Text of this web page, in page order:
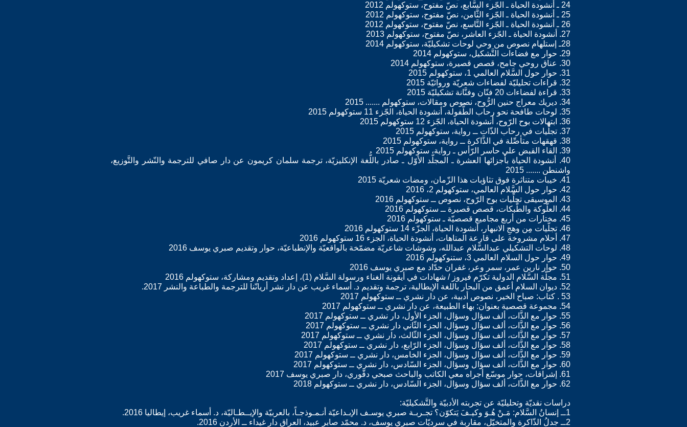
24 ـ أنشودة الحياة ـ الجّزء السَّابع، نصّ مفتوح، ستوكهولم 2012
25 ـ أنشودة الحياة ـ الجّزء الثَّامن، نصّ مفتوح، ستوكهولم 2012
26 ـ أنشودة الحياة ـ الجّزء التَّاسع، نصّ مفتوح، ستوكهولم 2012
27. أنشودة الحياة ـ الجّزء العاشر، نصّ مفتوح، ستوكهولم 2013
28ـ إستلهام نصوص من وحي لوحات تشكيليّة، ستوكهولم 2014
29. حوار مع فضاءات التَّشكيل، ستوكهولم 2014
30. عناق روحي جامح، قصص قصيرة، ستوكهولم 2014
31. حوار حول السَّلام العالمي 1، ستوكهولم 2015
32. قراءات تحليليّة لفضاءات شعريّة وروائيّة 2015
33. قراءة لفضاءات 20 فنّان وفنَّانة تشكيليّة 2015
34. ديريك معراج حنين الرُّوح، نصوص ومقالات، ستوكهولم ....... 2015
35. لوحات طافحة نحو رحاب الطُّفولة، أنشودة الحياة، الجّزء 11 ستوكهولم 2015
36. ابتهالات بوح الرّوح، أنشودة الحياة، الجّزء 12 ستوكهولم 2015
37. تجلِّيات في رحاب الذّات ــ رواية، ستوكهولم 2015
38. قهقهات متأصِّلة في الذَّاكرة ــ رواية، ستوكهولم 2015
39. القاء القبض علي حاسر الرّأس ـ رواية، ستوكهولم 2015
40. أنشودة الحياة بأجزائها العشرة ـ المجلّد الأوّل ـ صادر باللُّغة الإنكليزيّة، ترجمة سلمان كريمون عن دار صافي للترجمة والنّشر والتَّوزيع،
واشنطن ....... 2015
41. خيبات متناثرة فوق تثاؤبات هذا الزّمان، ومضات شعريّة 2015
42. حوار حول السَّلام العالمي، ستوكهولم 2، 2016
43. الموسيقى تجلِّيات بوح الرّوح، نصوص ــ ستوكهولم 2016
44. العلّوكة والطَّبكات، قصص قصيرة ــ ستوكهولم 2016
45. مختارات من أربع مجاميع قصصيّة ـ ستوكهولم 2016
46. تجلّيات مِن وهجِ الانبهار، أنشودة الحياة، الجزّء 14 ستوكهولم 2016
47. أحلام مشروخة على قارعة المتاهات، أنشودة الحياة، الجزء 16 ستوكهولم 2016
48. لوحات التشكيلي عبدالسَّلام عبدالله، وشوشات شاعريّة مضمّخة بالواقعيّة والإنطباعيّة، حوار وتقديم صبري يوسف 2016
49. حوار حول السلام العالمي 3، ستنوكهولم 2016
50. حوار نارين عمر، سمر وعر، غفران حدّاد مع صبري يوسف 2016
51. مجلّة السَّلام الدولية تكرّم فيروز / شهادات في أيقونة الغناء ورسولة السَّلام (1)، إعداد وتقديم ومشاركة، ستوكهولم 2016
52. ديوان السلام أعمق من البحار باللغة الإيطالية، ترجمة وتقديم د. أسماء غريب عن دار نشر أريانّنا للترجمة والطباعة والنشر 2017.
53 . كتاب: صباح الخير، نصوص أدبية، عن دار نشري ــ ستوكهولم 2017
54. مجموعة قصصية بعنوان: بهاء الطبيعة، عن دار نشري ــ ستوكهولم 2017
55. حوار مع الذَّات، ألف سؤال وسؤال، الجزء الأول، دار نشري ــ ستوكهولم 2017
56. حوار مع الذَّات، ألف سؤال وسؤال، الجزء الثّاني دار نشري ــ ستوكهولم 2017
57. حوار مع الذَّات، ألف سؤال وسؤال، الجزء الثّالث، دار نشري ــ ستوكهولم 2017
58. حوار مع الذَّات، ألف سؤال وسؤال، الجزء الرّابع، دار نشري ــ ستوكهولم 2017
59. حوار مع الذَّات، ألف سؤال وسؤال، الجزء الخامس، دار نشري ــ ستوكهولم 2017
60. حوار مع الذَّات، ألف سؤال وسؤال، الجزء السّادس، دار نشري ــ ستوكهولم 2017
61. إشراقات، حوار موسّع أجراه معي الكاتب والباحث صبحي دقّوري، دار صبري يوسف 2017
62. حوار مع الذَّات، ألف سؤال وسؤال، الجزء السّادس، دار نشري ــ ستوكهولم 2018
دراسات نقديّة وتحليليّة عن تجربته الأدبيّة والتَّشكيليّة:
1ــ إنسانُ السَّلام: مَـنْ هُـوَ وكيـفَ يَتكوّن؟ تجـربـة صبري يوسـف الإبـداعيّة أنـمـوذجـاً، بالعربيّة والإيــطـاليّة، د. أسماء غريب، إيطاليا 2016.
2ــ جدلُ الذّاكرة والمتخيّل، مقاربة في سرديّات صبري يوسف، د. محمّد صابر عبيد، العراق دار غيداء ــ الأردن 2016.